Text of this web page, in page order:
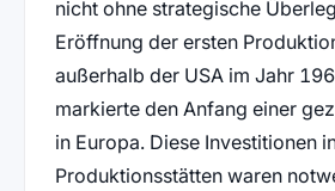
nicht ohne strategische
Eröffnung der ersten
außerhalb der USA im Jahr
markierte den Anfang einer
in Europa. Diese Investitionen
Produktionsstätten waren